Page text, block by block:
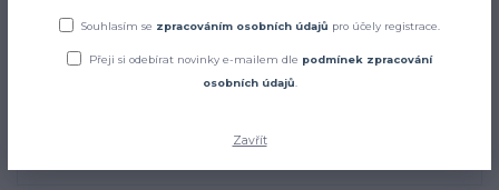
Květová voda z BIO kopřivy 2
l
Souhlasím se zpracováním osobních údajů pro účely registrace.
Přeji si odebírat novinky e-mailem dle podmínek zpracování
osobních údajů
Zavřít